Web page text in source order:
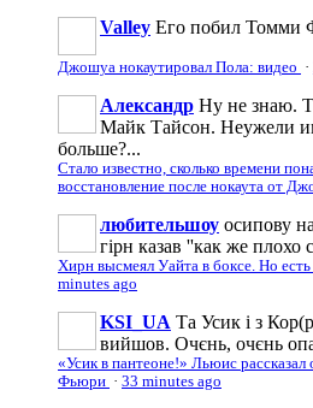
Valley Его побил Томми
Джошуа нокаутировал Пола: видео ·
Александр Ну не знаю.
Майк Тайсон. Неужели
больше?...
Стало известно, сколько времени
восстановление после нокаута от
любительшоу осипову
гірн казав ''как же плохо
Хирн высмеял Уайта в боксе. Но
minutes ago
KSI_UA Та Усик і з
вийшов. Очєнь, очєнь
«Усик в пантеоне!» Льюис
Фьюри · 33 minutes ago